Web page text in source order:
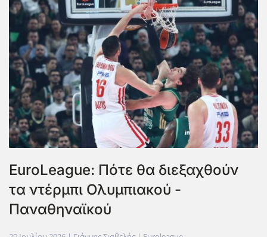
EuroLeague: Πότε θα διεξαχθούν
τα ντέρμπι Ολυμπιακού -
Παναθηναϊκού